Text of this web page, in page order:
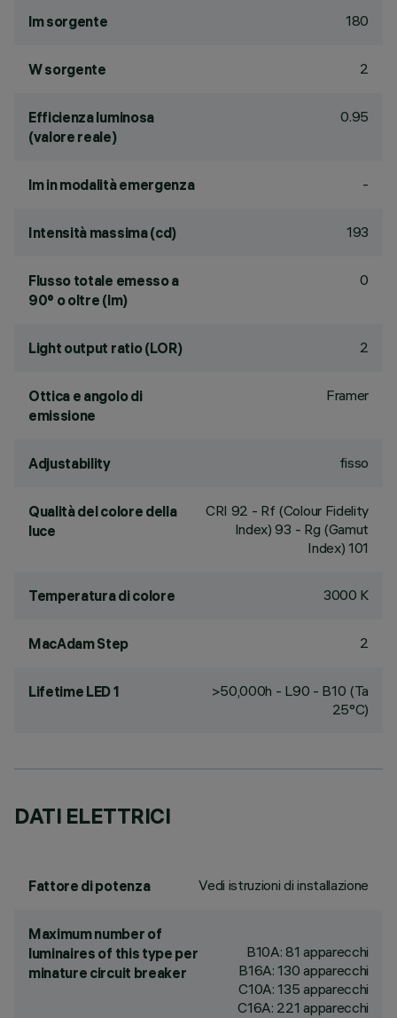
lm sorgente 180
W sorgente 2
Efficienza luminosa
(valore reale)
0.95
lm in modalità emergenza -
Intensità massima (cd) 193
Flusso totale emesso a
90° o oltre (lm)
0
Light output ratio (LOR) 2
Ottica e angolo di
emissione
Framer
Adjustability fisso
Qualità del colore della
luce
CRI 92 - Rf (Colour Fidelity
Index) 93 - Rg (Gamut
Index) 101
Temperatura di colore 3000 K
MacAdam Step 2
Lifetime LED 1
>50,000h - L90 - B10 (Ta
25°C)
DATI ELETTRICI
Fattore di potenza Vedi istruzioni di installazione
Maximum number of
luminaires of this type per
minature circuit breaker
B10A: 81 apparecchi
B16A: 130 apparecchi
C10A: 135 apparecchi
C16A: 221 apparecchi